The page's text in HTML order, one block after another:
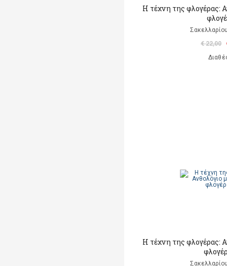
Η τέχνη της φλογέρας:
€ 22,00
Η τέχνη της φλογέρας: